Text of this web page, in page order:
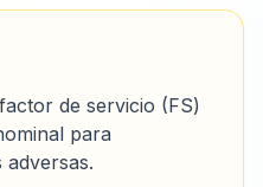
de servicio (FS)
para